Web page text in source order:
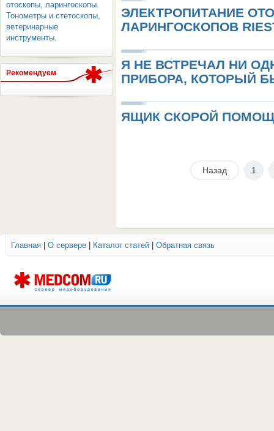
отоскопы, ларингоскопы.
Тонометры и стетоскопы,
ветеринарные
инструменты.
Рекомендуем
ЭЛЕКТРОПИТАНИЕ
ЛАРИНГОСКОПОВ
Я НЕ ВСТРЕЧАЛ НИ
ПРИБОРА, КОТОРЫЙ
ЯЩИК СКОРОЙ ПОМОЩИ
Назад 1
Главная О сервере Каталог статей Обратная связь